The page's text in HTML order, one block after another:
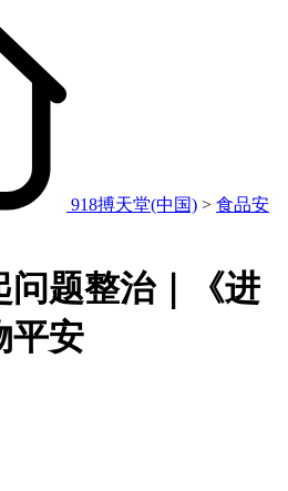
918搏天堂(中国) > 食品安
问题整治｜《进
平安